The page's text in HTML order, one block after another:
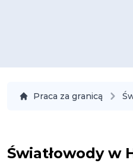
Praca za granicą
Światłowody w